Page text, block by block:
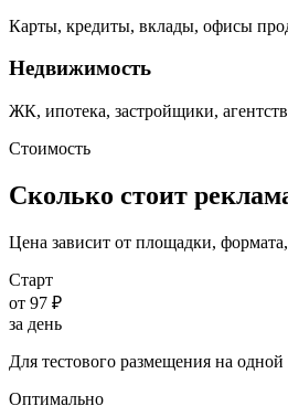
Карты, кредиты, вклады, офисы
Недвижимость
ЖК, ипотека, застройщики,
Стоимость
Сколько стоит
Цена зависит от площадки,
Старт
от 97 ₽
за день
Для тестового размещения на
Оптимально